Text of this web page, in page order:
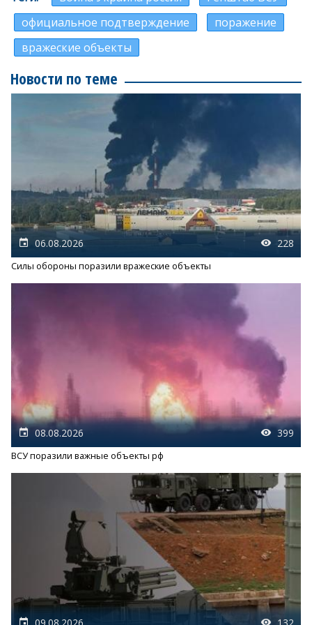
официальное подтверждение
поражение
вражеские объекты
Новости по теме
06.08.2026 228
Силы обороны поразили вражеские объекты
08.08.2026 399
ВСУ поразили важные объекты рф